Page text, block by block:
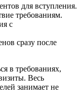
для вступления.
требованиям.
с
сразу после
в требованиях,
Весь
занимает не